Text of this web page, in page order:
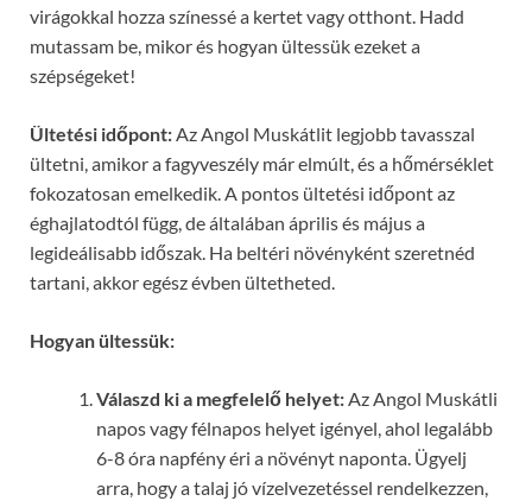
virágokkal hozza színessé a kertet vagy otthont. Hadd
mutassam be, mikor és hogyan ültessük ezeket a
szépségeket!
Ültetési időpont:Az Angol Muskátlit legjobb tavasszal
ültetni, amikor a fagyveszély már elmúlt, és a hőmérséklet
fokozatosan emelkedik. A pontos ültetési időpont az
éghajlatodtól függ, de általában április és május a
legideálisabb időszak. Ha beltéri növényként szeretnéd
tartani, akkor egész évben ültetheted.
Hogyan ültessük:
Válaszd ki a megfelelő helyet:Az Angol Muskátli
napos vagy félnapos helyet igényel, ahol legalább
6-8 óra napfény éri a növényt naponta. Ügyelj
arra, hogy a talaj jó vízelvezetéssel rendelkezzen,